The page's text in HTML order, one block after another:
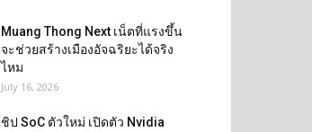
Muang Thong Next เน็ตที่แรงขึ้น
จะช่วยสร้างเมืองอัจฉริยะได้จริง
ไหม
July 16, 2026
ชิป SoC ตัวใหม่ เปิดตัว Nvidia